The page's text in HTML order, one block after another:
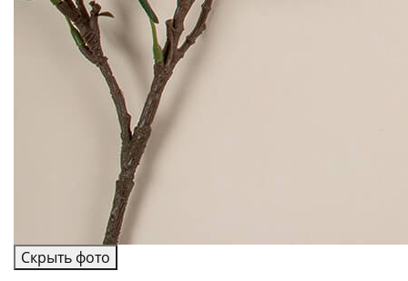
Скрыть фото